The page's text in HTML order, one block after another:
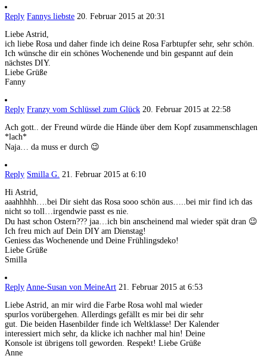
Reply Fannys liebste 20. Februar 2015 at 20:31
Liebe Astrid,
ich liebe Rosa und daher finde ich deine Rosa Farbtupfer sehr, sehr schön.
Ich wünsche dir ein schönes Wochenende und bin gespannt auf dein
nächstes DIY.
Liebe Grüße
Fanny
Reply Franzy vom Schlüssel zum Glück 20. Februar 2015 at 22:58
Ach gott.. der Freund würde die Hände über dem Kopf zusammenschlagen
*lach*
Naja… da muss er durch 😉
Reply Smilla G. 21. Februar 2015 at 6:10
Hi Astrid,
aaahhhhh….bei Dir sieht das Rosa sooo schön aus…..bei mir find ich das
nicht so toll…irgendwie passt es nie.
Du hast schon Ostern??? jaa…ich bin anscheinend mal wieder spät dran 😉
Ich freu mich auf Dein DIY am Dienstag!
Geniess das Wochenende und Deine Frühlingsdeko!
Liebe Grüße
Smilla
Reply Anne-Susan von MeineArt 21. Februar 2015 at 6:53
Liebe Astrid, an mir wird die Farbe Rosa wohl mal wieder
spurlos vorübergehen. Allerdings gefällt es mir bei dir sehr
gut. Die beiden Hasenbilder finde ich Weltklasse! Der Kalender
interessiert mich sehr, da klicke ich nachher mal hin! Deine
Konsole ist übrigens toll geworden. Respekt! Liebe Grüße
Anne